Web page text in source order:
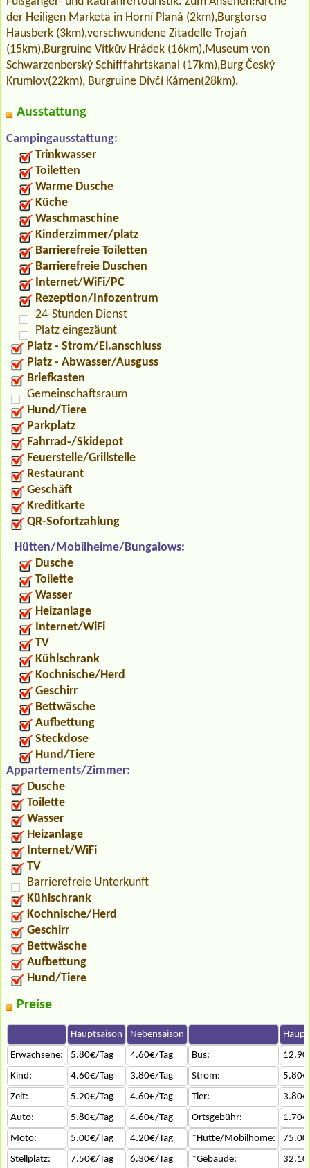
der Heiligen Marketa in Horní Planá (2km),Burgtorso
Hausberk (3km),verschwundene Zitadelle Trojaň
(15km),Burgruine Vítkův Hrádek (16km),Museum von
Schwarzenberský Schifffahrtskanal (17km),Burg Český
Krumlov(22km), Burgruine Dívčí Kámen(28km).
Ausstattung
Campingausstattung:
Trinkwasser
Toiletten
Warme Dusche
Küche
Waschmaschine
Kinderzimmer/platz
Barrierefreie Toiletten
Barrierefreie Duschen
Internet/WiFi/PC
Rezeption/Infozentrum
24-Stunden Dienst
Platz eingezäunt
Platz - Strom/El.anschluss
Platz - Abwasser/Ausguss
Briefkasten
Gemeinschaftsraum
Hund/Tiere
Parkplatz
Fahrrad-/Skidepot
Feuerstelle/Grillstelle
Restaurant
Geschäft
Kreditkarte
QR-Sofortzahlung
Hütten/Mobilheime/Bungalows:
Dusche
Toilette
Wasser
Heizanlage
Internet/WiFi
TV
Kühlschrank
Kochnische/Herd
Geschirr
Bettwäsche
Aufbettung
Steckdose
Hund/Tiere
Appartements/Zimmer:
Dusche
Toilette
Wasser
Heizanlage
Internet/WiFi
TV
Barrierefreie Unterkunft
Kühlschrank
Kochnische/Herd
Geschirr
Bettwäsche
Aufbettung
Hund/Tiere
Preise
Hauptsaison Nebensaison
Erwachsene:
5.80€/Tag 4.60€/Tag Bus:
Kind:
4.60€/Tag 3.80€/Tag Strom:
Zelt:
5.20€/Tag 4.60€/Tag Tier:
Auto:
5.80€/Tag 4.60€/Tag Ortsgebühr:
Moto:
5.00€/Tag 4.20€/Tag *Hütte/Mobilhome:
Stellplatz:
7.50€/Tag 6.30€/Tag *Gebäude: